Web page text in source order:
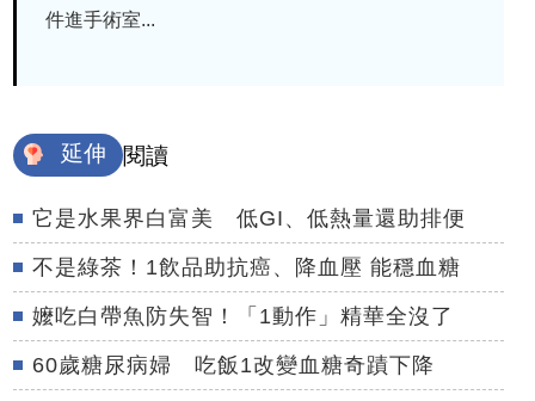
件進手術室...
延伸 閱讀
它是水果界白富美 低GI、低熱量還助排便
不是綠茶！1飲品助抗癌、降血壓 能穩血糖
嬤吃白帶魚防失智！「1動作」精華全沒了
60歲糖尿病婦 吃飯1改變血糖奇蹟下降